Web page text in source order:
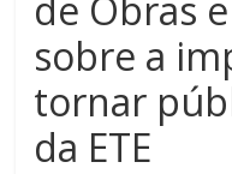
sobre a
tornar
da ETE